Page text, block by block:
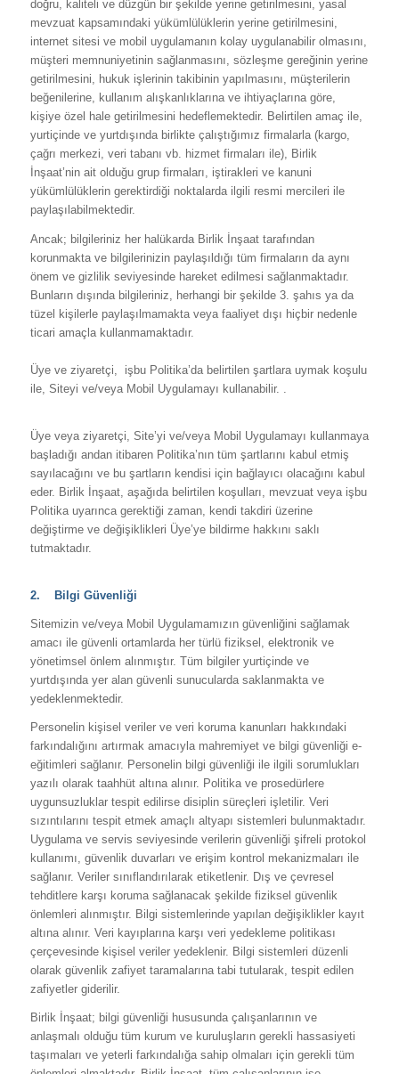
doğru, kaliteli ve düzgün bir şekilde yerine getirilmesini, yasal
mevzuat kapsamındaki yükümlülüklerin yerine getirilmesini,
internet sitesi ve mobil uygulamanın kolay uygulanabilir olmasını,
müşteri memnuniyetinin sağlanmasını, sözleşme gereğinin yerine
getirilmesini, hukuk işlerinin takibinin yapılmasını, müşterilerin
beğenilerine, kullanım alışkanlıklarına ve ihtiyaçlarına göre,
kişiye özel hale getirilmesini hedeflemektedir. Belirtilen amaç ile,
yurtiçinde ve yurtdışında birlikte çalıştığımız firmalarla (kargo,
çağrı merkezi, veri tabanı vb. hizmet firmaları ile), Birlik
İnşaat’nin ait olduğu grup firmaları, iştirakleri ve kanuni
yükümlülüklerin gerektirdiği noktalarda ilgili resmi mercileri ile
paylaşılabilmektedir.
Ancak; bilgileriniz her halükarda Birlik İnşaat tarafından
korunmakta ve bilgilerinizin paylaşıldığı tüm firmaların da aynı
önem ve gizlilik seviyesinde hareket edilmesi sağlanmaktadır.
Bunların dışında bilgileriniz, herhangi bir şekilde 3. şahıs ya da
tüzel kişilerle paylaşılmamakta veya faaliyet dışı hiçbir nedenle
ticari amaçla kullanmamaktadır.
Üye ve ziyaretçi, işbu Politika’da belirtilen şartlara uymak koşulu
ile, Siteyi ve/veya Mobil Uygulamayı kullanabilir. .
Üye veya ziyaretçi, Site’yi ve/veya Mobil Uygulamayı kullanmaya
başladığı andan itibaren Politika’nın tüm şartlarını kabul etmiş
sayılacağını ve bu şartların kendisi için bağlayıcı olacağını kabul
eder. Birlik İnşaat, aşağıda belirtilen koşulları, mevzuat veya işbu
Politika uyarınca gerektiği zaman, kendi takdiri üzerine
değiştirme ve değişiklikleri Üye’ye bildirme hakkını saklı
tutmaktadır.
2. Bilgi Güvenliği
Sitemizin ve/veya Mobil Uygulamamızın güvenliğini sağlamak
amacı ile güvenli ortamlarda her türlü fiziksel, elektronik ve
yönetimsel önlem alınmıştır. Tüm bilgiler yurtiçinde ve
yurtdışında yer alan güvenli sunucularda saklanmakta ve
yedeklenmektedir.
Personelin kişisel veriler ve veri koruma kanunları hakkındaki
farkındalığını artırmak amacıyla mahremiyet ve bilgi güvenliği e-
eğitimleri sağlanır. Personelin bilgi güvenliği ile ilgili sorumlukları
yazılı olarak taahhüt altına alınır. Politika ve prosedürlere
uygunsuzluklar tespit edilirse disiplin süreçleri işletilir. Veri
sızıntılarını tespit etmek amaçlı altyapı sistemleri bulunmaktadır.
Uygulama ve servis seviyesinde verilerin güvenliği şifreli protokol
kullanımı, güvenlik duvarları ve erişim kontrol mekanizmaları ile
sağlanır. Veriler sınıflandırılarak etiketlenir. Dış ve çevresel
tehditlere karşı koruma sağlanacak şekilde fiziksel güvenlik
önlemleri alınmıştır. Bilgi sistemlerinde yapılan değişiklikler kayıt
altına alınır. Veri kayıplarına karşı veri yedekleme politikası
çerçevesinde kişisel veriler yedeklenir. Bilgi sistemleri düzenli
olarak güvenlik zafiyet taramalarına tabi tutularak, tespit edilen
zafiyetler giderilir.
Birlik İnşaat; bilgi güvenliği hususunda çalışanlarının ve
anlaşmalı olduğu tüm kurum ve kuruluşların gerekli hassasiyeti
taşımaları ve yeterli farkındalığa sahip olmaları için gerekli tüm